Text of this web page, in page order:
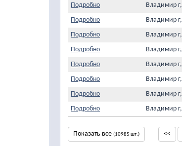
Подробно
Владимир
Подробно
Владимир
Подробно
Владимир
Подробно
Владимир
Подробно
Владимир
Подробно
Владимир
Подробно
Владимир
Подробно
Владимир
Показать все (10985 шт.) <<